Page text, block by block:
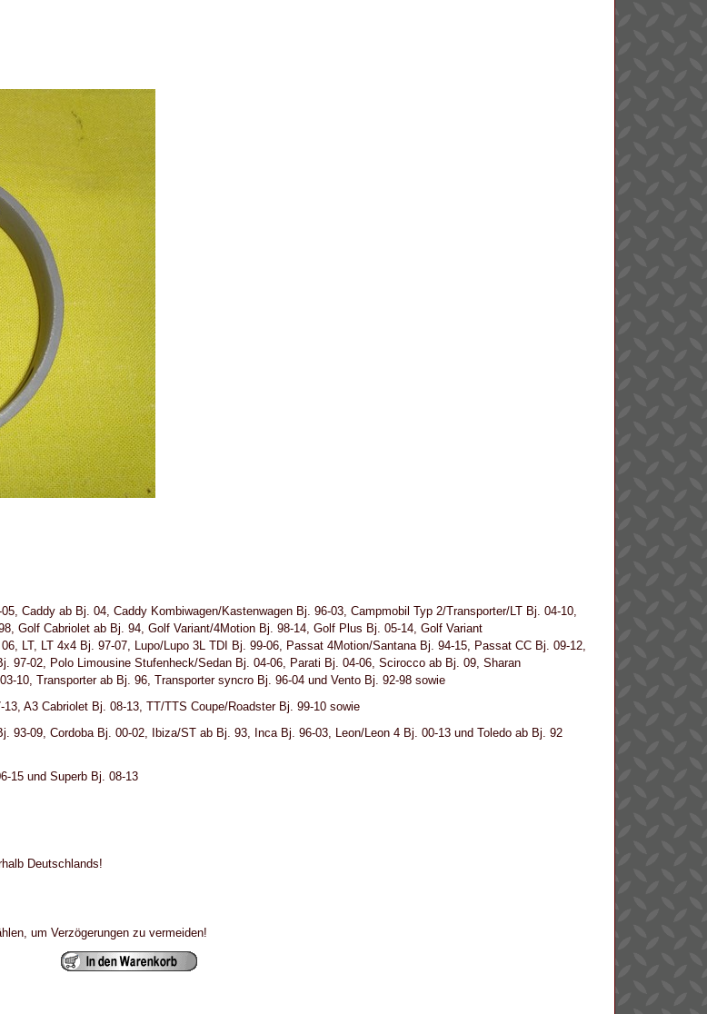
Caddy ab Bj. 04, Caddy Kombiwagen/Kastenwagen Bj. 96-03, Campmobil Typ 2/Transporter/LT Bj. 04-10,
Golf Cabriolet ab Bj. 94, Golf Variant/4Motion Bj. 98-14, Golf Plus Bj. 05-14, Golf Variant
LT, LT 4x4 Bj. 97-07, Lupo/Lupo 3L TDI Bj. 99-06, Passat 4Motion/Santana Bj. 94-15, Passat CC Bj. 09-12,
97-02, Polo Limousine Stufenheck/Sedan Bj. 04-06, Parati Bj. 04-06, Scirocco ab Bj. 09, Sharan
10, Transporter ab Bj. 96, Transporter syncro Bj. 96-04 und Vento Bj. 92-98 sowie
A3 Cabriolet Bj. 08-13, TT/TTS Coupe/Roadster Bj. 99-10 sowie
93-09, Cordoba Bj. 00-02, Ibiza/ST ab Bj. 93, Inca Bj. 96-03, Leon/Leon 4 Bj. 00-13 und Toledo ab Bj. 92
15 und Superb Bj. 08-13
Deutschlands!
um Verzögerungen zu vermeiden!